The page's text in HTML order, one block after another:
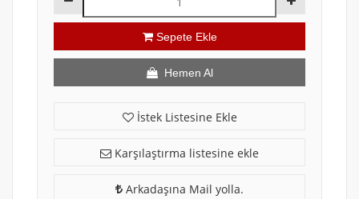
Sepete Ekle
Hemen Al
İstek Listesine Ekle
Karşılaştırma listesine ekle
Arkadaşına Mail yolla.